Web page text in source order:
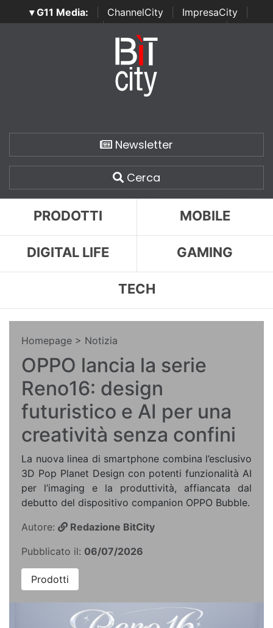
▾ G11 Media: ChannelCity ImpresaCity
SecurityOpenLab | Italian Channel Awards | Italian
Italian Security Awards
Newsletter
Cerca
PRODOTTI MOBILE
DIGITAL LIFE GAMING
TECH
Homepage > Notizia
OPPO lancia la serie
Reno16: design
futuristico e AI per una
creatività senza confini
La nuova linea di smartphone combina l’esclusivo
3D Pop Planet Design con potenti funzionalità AI
per l’imaging e la produttività, affiancata dal
debutto del dispositivo companion OPPO Bubble.
Autore:
Redazione BitCity
Pubblicato il: 06/07/2026
Prodotti